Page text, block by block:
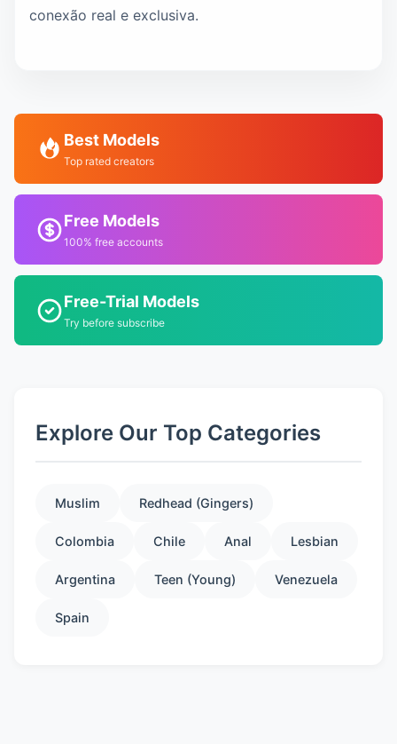
conexão real e exclusiva.
Best Models
Top rated creators
Free Models
100% free accounts
Free-Trial Models
Try before subscribe
Explore Our Top Categories
Muslim Redhead (Gingers)
Colombia Chile Anal Lesbian
Argentina Teen (Young) Venezuela
Spain